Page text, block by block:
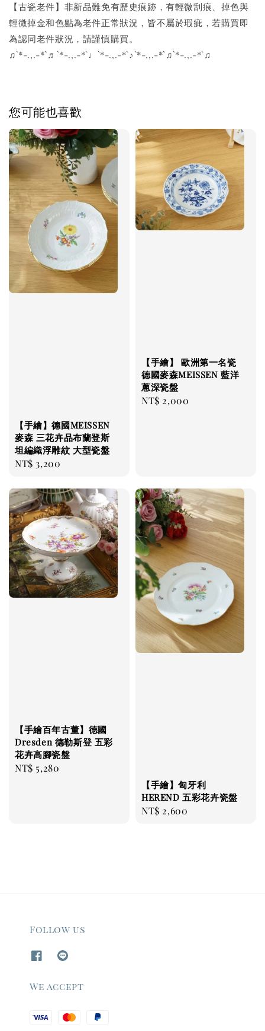
【古瓷老件】非新品難免有歷史痕跡，有輕微刮痕、掉色與
輕微掉金和色點為老件正常狀況，皆不屬於瑕疵，若購買即
為認同老件狀況，請謹慎購買。
♫`*-.,.-*`♬`*-.,.-*`♩`*-.,.-*`♪`*-.,.-*`♫`*-.,.-*`♫
您可能也喜歡
【手繪】德國MEISSEN
麥森 三花卉品布蘭登斯
坦編織浮雕紋 大型瓷盤
Regular
NT$ 3,200
【手繪】 歐洲第一名瓷
德國麥森MEISSEN 藍洋
蔥深瓷盤
Regular
NT$ 2,000
【手繪百年古董】德國
Dresden 德勒斯登 五彩
花卉高腳瓷盤
Regular
NT$ 5,280
【手繪】匈牙利
HEREND 五彩花卉瓷盤
Regular
NT$ 2,600
Follow us
We accept